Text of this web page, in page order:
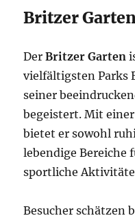
Britzer
DerBritzer Garten
vielfältigsten Parks
seiner
begeistert. Mit
bietet er sowohl
lebendige Bereiche
sportliche
Besucher schätzen